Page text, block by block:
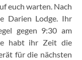
euch warten. Nach
Darien Lodge. Ihr
gegen 9:30 am
habt ihr Zeit die
für die nächsten